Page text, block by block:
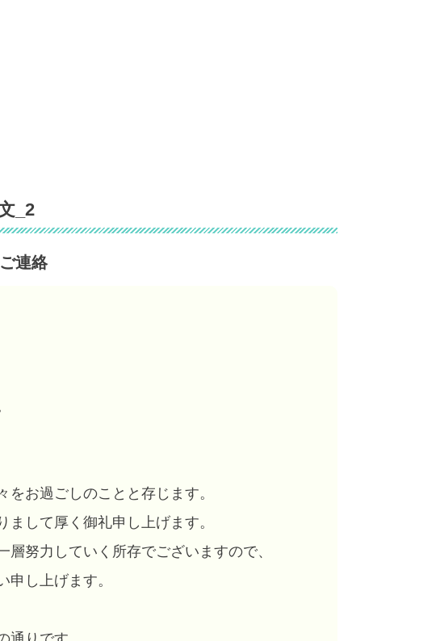
_2
連絡
お過ごしのことと存じます。
して厚く御礼申し上げます。
努力していく所存でございますので、
申し上げます。